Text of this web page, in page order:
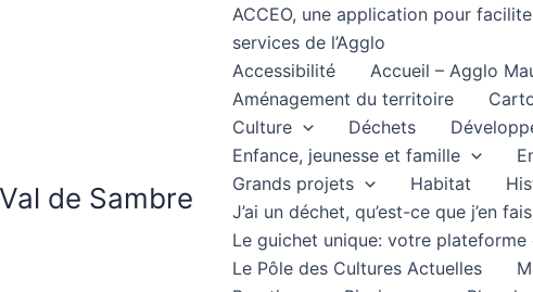
de Sambre
ACCEO, une application pour
services de l’Agglo
Accessibilité
Accueil – Agglo
Aménagement du territoire
Culture
Déchets
Enfance, jeunesse et famille
Grands projets
Habitat
J’ai un déchet, qu’est-ce que j’en
Le guichet unique: votre plateforme
Le Pôle des Cultures Actuelles